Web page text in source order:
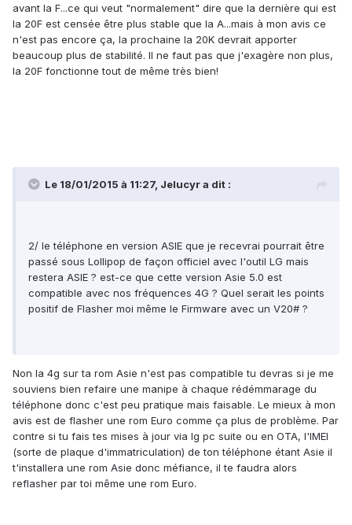
avant la F...ce qui veut "normalement" dire que la dernière qui est
la 20F est censée être plus stable que la A...mais à mon avis ce
n'est pas encore ça, la prochaine la 20K devrait apporter
beaucoup plus de stabilité. Il ne faut pas que j'exagère non plus,
la 20F fonctionne tout de même très bien!
Le 18/01/2015 à 11:27, Jelucyr a dit :
2/ le téléphone en version ASIE que je recevrai pourrait être
passé sous Lollipop de façon officiel avec l'outil LG mais
restera ASIE ? est-ce que cette version Asie 5.0 est
compatible avec nos fréquences 4G ? Quel serait les points
positif de Flasher moi même le Firmware avec un V20# ?
Non la 4g sur ta rom Asie n'est pas compatible tu devras si je me
souviens bien refaire une manipe à chaque rédémmarage du
téléphone donc c'est peu pratique mais faisable. Le mieux à mon
avis est de flasher une rom Euro comme ça plus de problème. Par
contre si tu fais tes mises à jour via lg pc suite ou en OTA, l'IMEI
(sorte de plaque d'immatriculation) de ton téléphone étant Asie il
t'installera une rom Asie donc méfiance, il te faudra alors
reflasher par toi même une rom Euro.